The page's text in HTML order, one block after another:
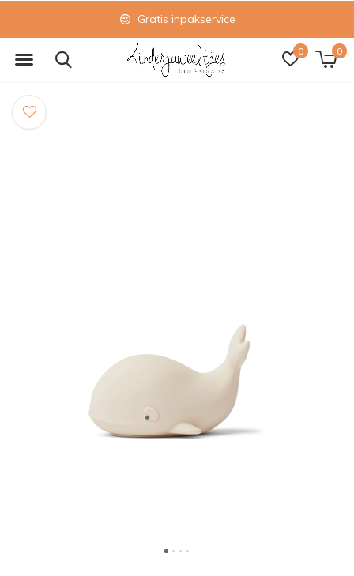
0 0
Gratis inpakservice